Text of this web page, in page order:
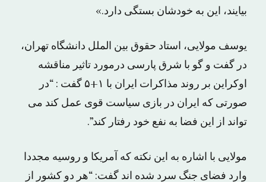
بیایند، این به خودشان بستگی دارد.»
یوسف مولایی، استاد حقوق بین الملل دانشگاه تهران،
در گفت و گو با شرق پارسی درمورد تاثیر مناقشه
اوکراین بر روند مذاکرات ایران با ۱+۵ گفت : “در
صورتی که ایران در بازی سیاست قوی عمل کند می
تواند از این فضا به نفع خود رفتار کند”.
مولایی با اشاره به این نکته که آمریکا و روسیه مجددا
وارد فضای جنگ سرد شده اند گفت: “هر دو کشور از